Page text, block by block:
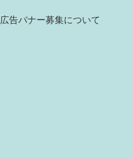
広告バナー募集について